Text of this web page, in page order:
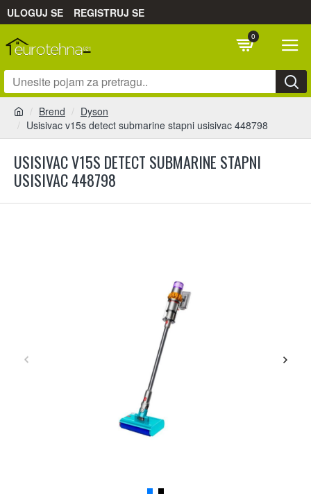
ULOGUJ SE REGISTRUJ SE
0
Brend
Dyson
Usisivac v15s detect submarine stapni usisivac 448798
USISIVAC V15S DETECT SUBMARINE STAPNI
USISIVAC 448798